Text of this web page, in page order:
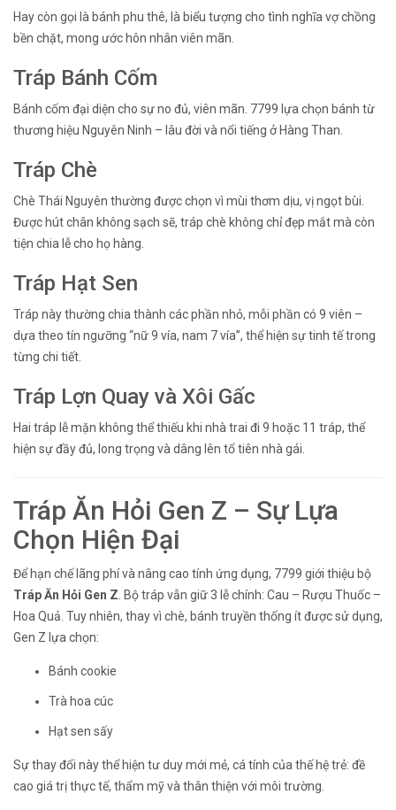
Hay còn gọi là bánh phu thê, là biểu tượng cho tình nghĩa vợ chồng
bền chặt, mong ước hôn nhân viên mãn.
Tráp Bánh Cốm
Bánh cốm đại diện cho sự no đủ, viên mãn. 7799 lựa chọn bánh từ
thương hiệu Nguyên Ninh – lâu đời và nổi tiếng ở Hàng Than.
Tráp Chè
Chè Thái Nguyên thường được chọn vì mùi thơm dịu, vị ngọt bùi.
Được hút chân không sạch sẽ, tráp chè không chỉ đẹp mắt mà còn
tiện chia lễ cho họ hàng.
Tráp Hạt Sen
Tráp này thường chia thành các phần nhỏ, mỗi phần có 9 viên –
dựa theo tín ngưỡng “nữ 9 vía, nam 7 vía”, thể hiện sự tinh tế trong
từng chi tiết.
Tráp Lợn Quay và Xôi Gấc
Hai tráp lễ mặn không thể thiếu khi nhà trai đi 9 hoặc 11 tráp, thể
hiện sự đầy đủ, long trọng và dâng lên tổ tiên nhà gái.
Tráp Ăn Hỏi Gen Z – Sự Lựa
Chọn Hiện Đại
Để hạn chế lãng phí và nâng cao tính ứng dụng, 7799 giới thiệu bộ
Tráp Ăn Hỏi Gen Z. Bộ tráp vẫn giữ 3 lễ chính: Cau – Rượu Thuốc –
Hoa Quả. Tuy nhiên, thay vì chè, bánh truyền thống ít được sử dụng,
Gen Z lựa chọn:
Bánh cookie
Trà hoa cúc
Hạt sen sấy
Sự thay đổi này thể hiện tư duy mới mẻ, cá tính của thế hệ trẻ: đề
cao giá trị thực tế, thẩm mỹ và thân thiện với môi trường.